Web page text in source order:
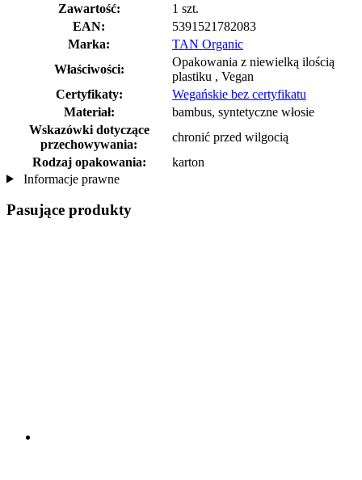
Zawartość:
1 szt.
EAN:
5391521782083
Marka:
TAN Organic
Właściwości:
Opakowania z niewielką ilością
plastiku , Vegan
Certyfikaty:
Wegańskie bez certyfikatu
Materiał:
bambus, syntetyczne włosie
Wskazówki dotyczące
przechowywania:
chronić przed wilgocią
Rodzaj opakowania:
karton
Informacje prawne
Pasujące produkty